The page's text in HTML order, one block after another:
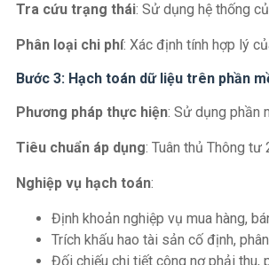
Tra cứu trạng thái: Sử dụng hệ thống
Phân loại chi phí: Xác định tính hợp lý
Bước 3: Hạch toán dữ liệu trên phần
Phương pháp thực hiện: Sử dụng phần
Tiêu chuẩn áp dụng: Tuân thủ Thông
Nghiệp vụ hạch toán:
Định khoản nghiệp vụ mua hàng,
Trích khấu hao tài sản cố định,
Đối chiếu chi tiết công nợ phải